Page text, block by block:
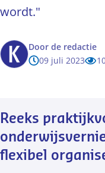
wordt."
Door de redactie
09 juli 2023
Reeks
flexibel